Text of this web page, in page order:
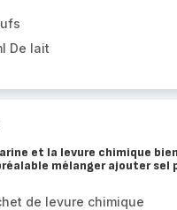
De lait
et la levure chimique
mélanger ajouter sel
de levure chimique